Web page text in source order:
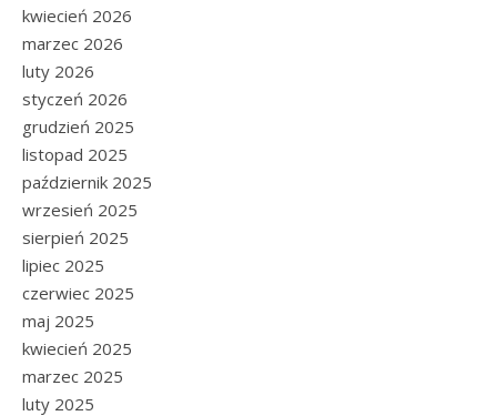
kwiecień 2026
marzec 2026
luty 2026
styczeń 2026
grudzień 2025
listopad 2025
październik 2025
wrzesień 2025
sierpień 2025
lipiec 2025
czerwiec 2025
maj 2025
kwiecień 2025
marzec 2025
luty 2025